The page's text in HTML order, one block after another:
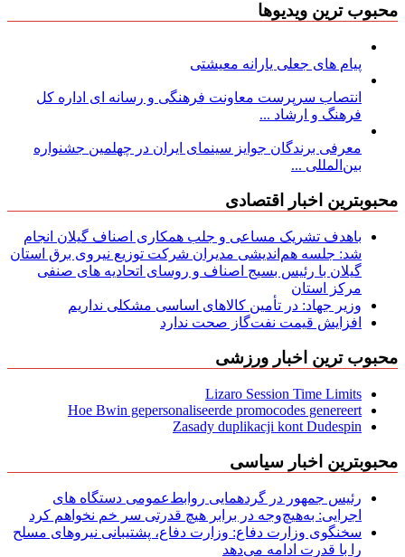
محبوب ترین ویدیوها
پیام های جعلی یارانه معیشتی
انتصاب سرپرست معاونت فرهنگی و رسانه ای اداره کل
فرهنگ و ارشاد ...
معرفی برندگان جوایز سینمای ایران در چهلمین جشنواره
بین‌المللی ...
محبوبترین اخبار اقتصادی
باهدف تشریک مساعی و جلب همکاری اصناف گیلان انجام
شد: جلسه هم‌اندیشی مدیران شركت توزیع نیروی برق استان
گیلان با رئیس بسیج اصناف و روسای اتحادیه های صنفی
مركز استان
وزیر جهاد: در تأمین کالاهای اساسی مشکلی نداریم
افزایش قیمت نفت‌گاز صحت ندارد
محبوب ترین اخبار ورزشی
Lizaro Session Time Limits
Hoe Bwin gepersonaliseerde promocodes genereert
Zasady duplikacji kont Dudespin
محبوبترین اخبار سیاسی
رئیس جمهور در گردهمایی روابط‌عمومی دستگاه های
اجرایی: به‌هیچ‌وجه در برابر هیچ قدرتی سر خم نخواهم کرد
سخنگوی وزارت دفاع: وزارت دفاع، پشتیبانی نیرو‌های مسلح
را با قدرت ادامه می‌دهد